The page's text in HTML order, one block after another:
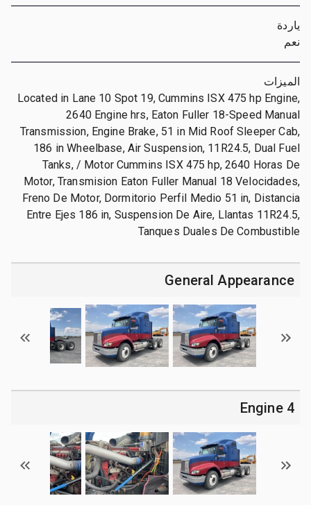
ياردة
نعم
الميزات
Located in Lane 10 Spot 19, Cummins ISX 475 hp Engine,
2640 Engine hrs, Eaton Fuller 18-Speed Manual
Transmission, Engine Brake, 51 in Mid Roof Sleeper Cab,
186 in Wheelbase, Air Suspension, 11R24.5, Dual Fuel
Tanks, / Motor Cummins ISX 475 hp, 2640 Horas De
Motor, Transmision Eaton Fuller Manual 18 Velocidades,
Freno De Motor, Dormitorio Perfil Medio 51 in, Distancia
Entre Ejes 186 in, Suspension De Aire, Llantas 11R24.5,
Tanques Duales De Combustible
General Appearance
4 Engine